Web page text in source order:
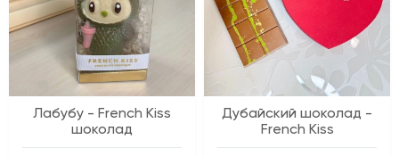
Лабубу - French Kiss
шоколад
Дубайский шоколад -
French Kiss